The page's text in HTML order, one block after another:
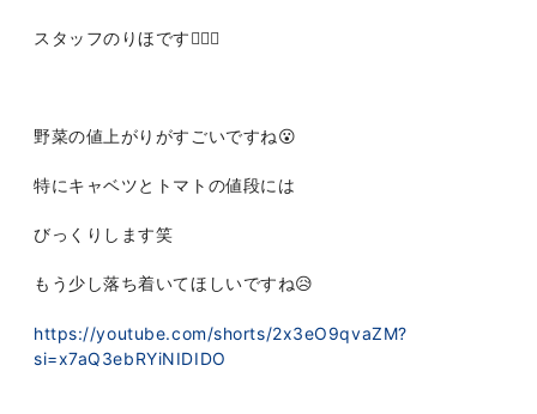
スタッフのりほです👩🏻‍⚕️
野菜の値上がりがすごいですね😮
特にキャベツとトマトの値段には
びっくりします笑
もう少し落ち着いてほしいですね😥
https://youtube.com/shorts/2x3eO9qvaZM?
si=x7aQ3ebRYiNIDIDO